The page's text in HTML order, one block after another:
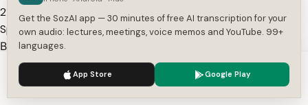
21:12
Speaker A
Вот теперь ещё одно. Я так немножко буду
перескакивать. Значит, а у Менделеева, поскольку у
него на всё был свой взгляд, и он любил всех учить, он
такой был учитель жизни.
We use cookies to enhance your experience.
Get the SozAI app — 30 minutes of free AI transcription for your
own audio: lectures, meetings, voice memos and YouTube. 99+
languages.
App Store Google Play